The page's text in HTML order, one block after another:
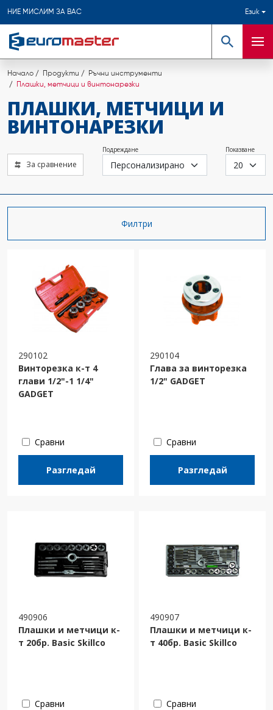
НИЕ МИСЛИМ ЗА ВАС Език
Търсене
Начало Продукти
Ръчни инструменти
Плашки, метчици и винтонарезки
ПЛАШКИ, МЕТЧИЦИ И
ВИНТОНАРЕЗКИ
За сравнение
Подреждане Показване
Филтри
290102
Винторезка к-т 4
глави 1/2"-1 1/4"
GADGET
Сравни
Разгледай
290104
Глава за винторезка
1/2" GADGET
Сравни
Разгледай
490906
Плашки и метчици к-
т 20бр. Basic Skillco
Сравни
490907
Плашки и метчици к-
т 40бр. Basic Skillco
Сравни